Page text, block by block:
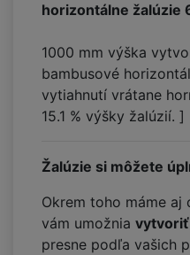
horizontálne žalúzie
1000 mm výška
bambusové
vytiahnutí vrátane
15.1 % výšky žalúzií. ]
Žalúzie si môžete
Okrem toho máme
vám umožnia
presne podľa vašich